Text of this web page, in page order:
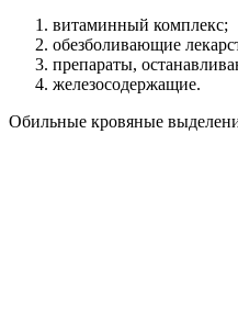
витаминный комплекс;
обезболивающие
препараты,
железосодержащие.
Обильные кровяные